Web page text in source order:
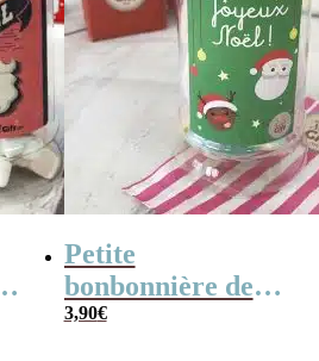
Petite
bonbonnière de
Noël – 20 Bonbons
3,90€